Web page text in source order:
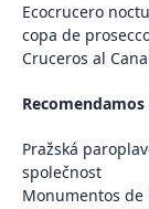
Ecocrucero
copa de
Cruceros al
Recomendamos
Pražská
společnost
Monumentos de